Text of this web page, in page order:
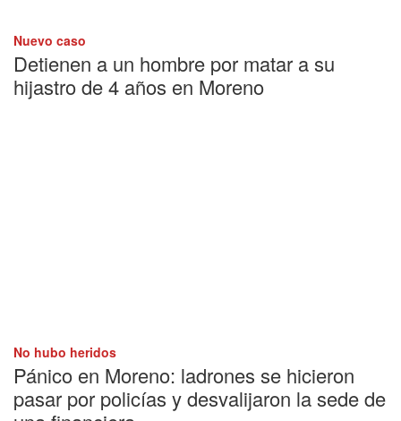
Nuevo caso
Detienen a un hombre por matar a su
hijastro de 4 años en Moreno
No hubo heridos
Pánico en Moreno: ladrones se hicieron
pasar por policías y desvalijaron la sede de